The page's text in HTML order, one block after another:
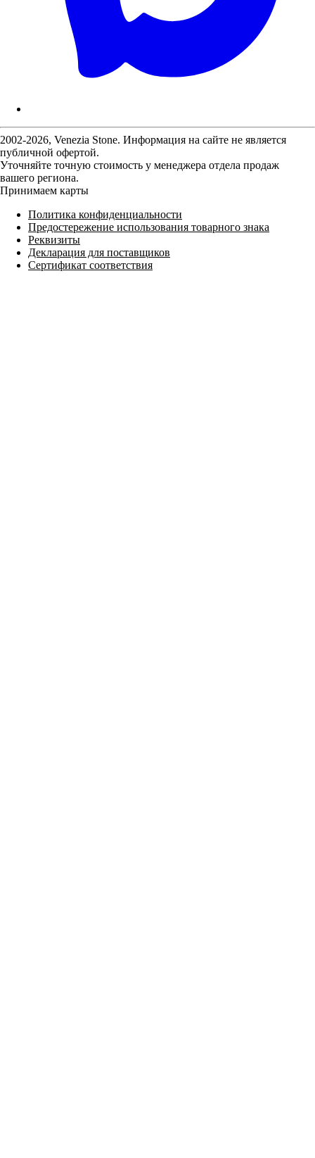
2002-2026, Venezia Stone. Информация на сайте не является
публичной офертой.
Уточняйте точную стоимость у менеджера отдела продаж
вашего региона.
Принимаем карты
Политика конфиденциальности
Предостережение использования товарного знака
Реквизиты
Декларация для поставщиков
Сертификат соответствия